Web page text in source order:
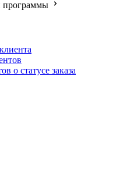
программы
о статусе заказа